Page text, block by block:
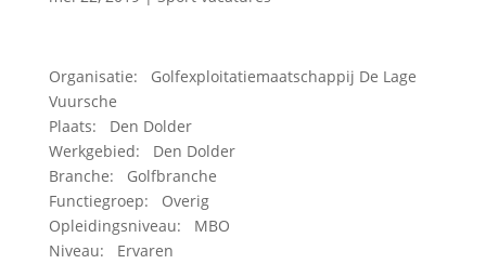
Organisatie: Golfexploitatiemaatschappij De Lage
Vuursche
Plaats: Den Dolder
Werkgebied: Den Dolder
Branche: Golfbranche
Functiegroep: Overig
Opleidingsniveau: MBO
Niveau: Ervaren